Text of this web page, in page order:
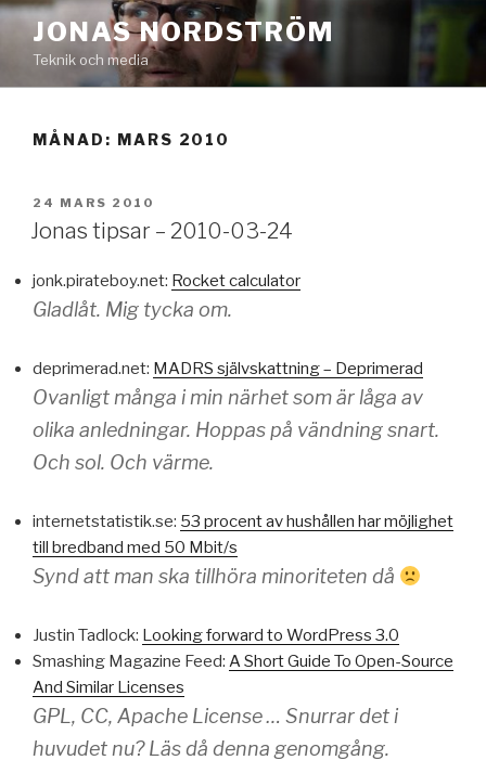
Hoppa
innehåll
JONAS NORDSTRÖM
Teknik och media
MÅNAD: MARS 2010
PUBLICERAT
24 MARS 2010
Jonas tipsar – 2010-03-24
jonk.pirateboy.net: Rocket calculator
Gladlåt. Mig tycka om.
deprimerad.net: MADRS självskattning – Deprimerad
Ovanligt många i min närhet som är låga av
olika anledningar. Hoppas på vändning snart.
Och sol. Och värme.
internetstatistik.se: 53 procent av hushållen har möjlighet
till bredband med 50 Mbit/s
Synd att man ska tillhöra minoriteten då
Justin Tadlock: Looking forward to WordPress 3.0
Smashing Magazine Feed: A Short Guide To Open-Source
And Similar Licenses
GPL, CC, Apache License … Snurrar det i
huvudet nu? Läs då denna genomgång.